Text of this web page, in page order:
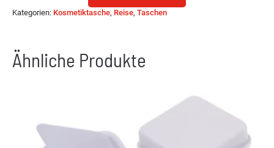
Kategorien: Kosmetiktasche, Reise, Taschen
Ähnliche Produkte